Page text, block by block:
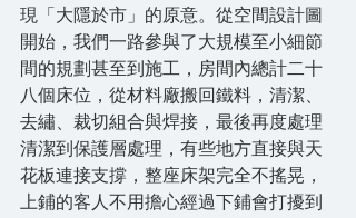
現「大隱於市」的原意。從空間設計圖
開始，我們一路參與了大規模至小細節
間的規劃甚至到施工，房間內總計二十
八個床位，從材料廠搬回鐵料，清潔、
去繡、裁切組合與焊接，最後再度處理
清潔到保護層處理，有些地方直接與天
花板連接支撐，整座床架完全不搖晃，
上鋪的客人不用擔心經過下鋪會打擾到